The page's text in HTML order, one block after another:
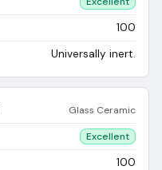
100
Universally inert.
Glass Ceramic
Excellent
100